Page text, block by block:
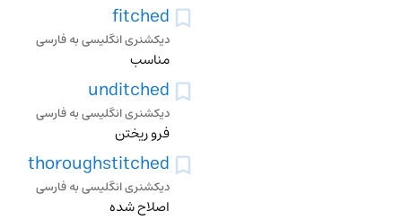
fitched
دیکشنری انگلیسی به فارسی
مناسب
unditched
دیکشنری انگلیسی به فارسی
فرو ریختن
thoroughstitched
دیکشنری انگلیسی به فارسی
اصلاح شده